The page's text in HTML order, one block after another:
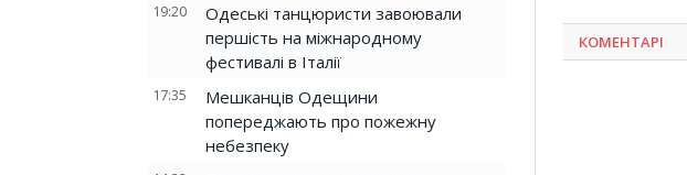
19:20
Одеські танцюристи завоювали
першість на міжнародному
фестивалі в Італії
17:35
Мешканців Одещини
попереджають про пожежну
небезпеку
КОМЕНТАРІ